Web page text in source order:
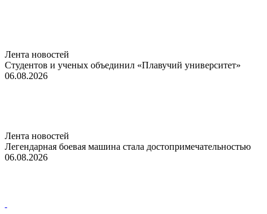
Лента новостей
Студентов и ученых объединил «Плавучий университет»
06.08.2026
Лента новостей
Легендарная боевая машина стала достопримечательностью
06.08.2026